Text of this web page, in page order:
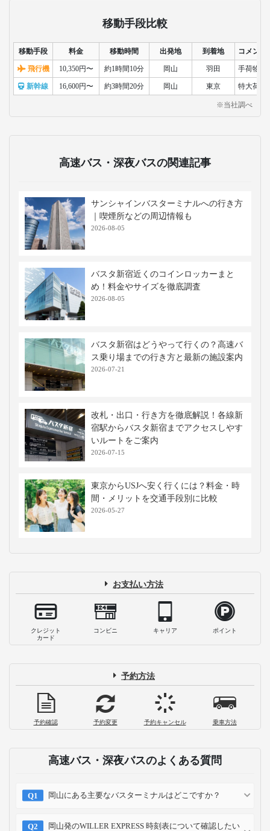
移動手段比較
移動手段 料金 移動時間 出発地 到着地 コメント
飛行機 10,350円〜 約1時間10分 岡山 羽田 手荷物検
新幹線 16,600円〜 約3時間20分 岡山 東京 特大荷物
※当社調べ
高速バス・深夜バスの関連記事
サンシャインバスターミナルへの行き方
｜喫煙所などの周辺情報も
2026-08-05
バスタ新宿近くのコインロッカーまと
め！料金やサイズを徹底調査
2026-08-05
バスタ新宿はどうやって行くの？高速バ
ス乗り場までの行き方と最新の施設案内
2026-07-21
改札・出口・行き方を徹底解説！各線新
宿駅からバスタ新宿までアクセスしやす
いルートをご案内
2026-07-15
東京からUSJへ安く行くには？料金・時
間・メリットを交通手段別に比較
2026-05-27
お支払い方法
クレジット
カード
コンビニ キャリア ポイント
予約方法
予約確認 予約変更 予約キャンセル 乗車方法
高速バス・深夜バスのよくある質問
岡山にある主要なバスターミナルはどこですか？
岡山発のWILLER EXPRESS 時刻表について確認したい